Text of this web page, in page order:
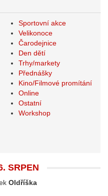
Sportovní akce
Velikonoce
Čarodejnice
Den dětí
Trhy/markety
Přednášky
Kino/Filmové promítání
Online
Ostatní
Workshop
SRPEN
Oldříška